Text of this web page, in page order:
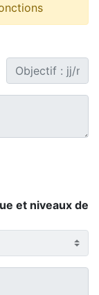
et niveaux de